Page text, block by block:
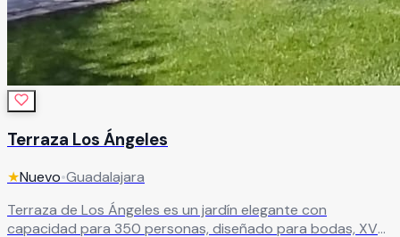
Terraza Los Ángeles
★Nuevo•Guadalajara
Terraza de Los Ángeles es un jardín elegante con
capacidad para 350 personas, diseñado para bodas, XV